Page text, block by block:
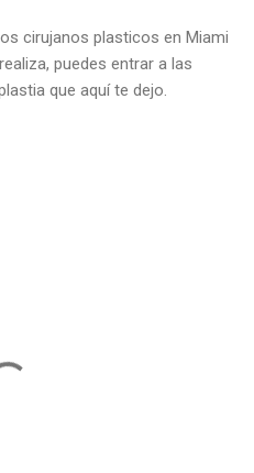
cirujanos plasticos en Miami
puedes entrar a las
que aquí te dejo.